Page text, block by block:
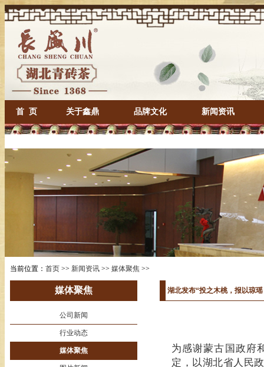
首 页 关于鑫鼎 品牌文化 新闻资讯
当前位置： 首页 >> 新闻资讯 >> 媒体聚焦 >>
媒体聚焦
公司新闻
行业动态
媒体聚焦
湖北发布“投之木桃，报以琼
为感谢蒙古国政府
定，以湖北省人民